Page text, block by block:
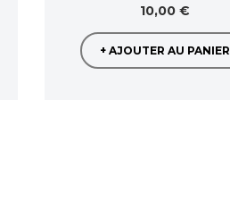
10,00 €
+ AJOUTER AU PANIER